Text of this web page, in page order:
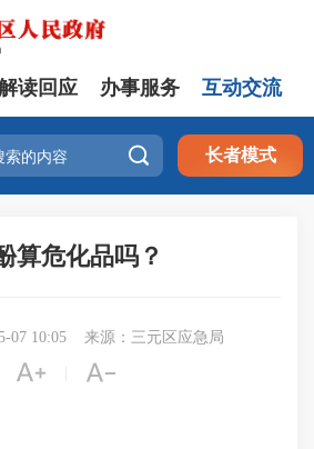
读回应 办事服务 互动交流
 长者模式
算危化品吗？
07 10:05 来源：三元区应急局
 